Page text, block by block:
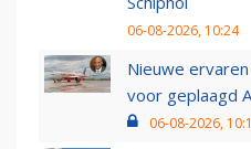
06-08-2026, 10:24
Nieuwe
voor geplaagd
06-08-2026,